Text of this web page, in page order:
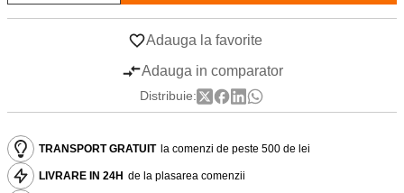
Adauga la favorite
Adauga in comparator
Distribuie:
TRANSPORT GRATUIT la comenzi de peste 500 de lei
LIVRARE IN 24H de la plasarea comenzii